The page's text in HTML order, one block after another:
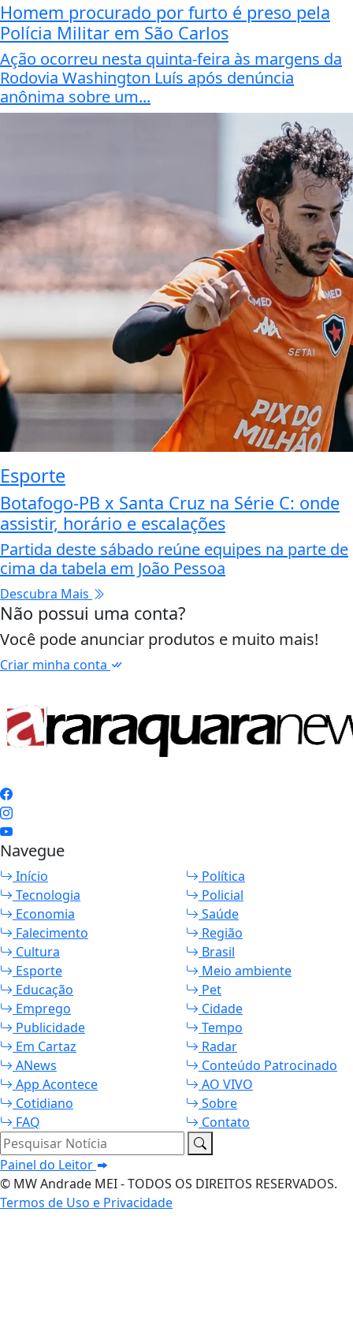
Homem procurado por furto é preso pela
Polícia Militar em São Carlos
Ação ocorreu nesta quinta-feira às margens da
Rodovia Washington Luís após denúncia
anônima sobre um...
Esporte
Botafogo-PB x Santa Cruz na Série C: onde
assistir, horário e escalações
Partida deste sábado reúne equipes na parte de
cima da tabela em João Pessoa
Descubra Mais
Não possui uma conta?
Você pode anunciar produtos e muito mais!
Criar minha conta
Navegue
Início
Política
Tecnologia
Policial
Economia
Saúde
Falecimento
Região
Cultura
Brasil
Esporte
Meio ambiente
Educação
Pet
Emprego
Cidade
Publicidade
Tempo
Em Cartaz
Radar
ANews
Conteúdo Patrocinado
App Acontece
AO VIVO
Cotidiano
Sobre
FAQ
Contato
Pesquisar Notícia
Painel do Leitor
© MW Andrade MEI - TODOS OS DIREITOS RESERVADOS.
Termos de Uso e Privacidade